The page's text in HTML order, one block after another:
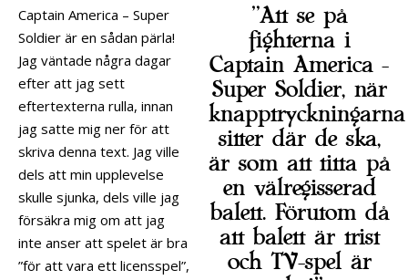
”Att se på
fighterna i
Captain America -
Super Soldier, när
knapptryckningarna
sitter där de ska,
är som att titta på
en välregisserad
balett. Förutom då
att balett är trist
och TV-spel är
Captain America – Super
Soldier är en sådan pärla!
Jag väntade några dagar
efter att jag sett
eftertexterna rulla, innan
jag satte mig ner för att
skriva denna text. Jag ville
dels att min upplevelse
skulle sjunka, dels ville jag
försäkra mig om att jag
inte anser att spelet är bra
”för att vara ett licensspel”,